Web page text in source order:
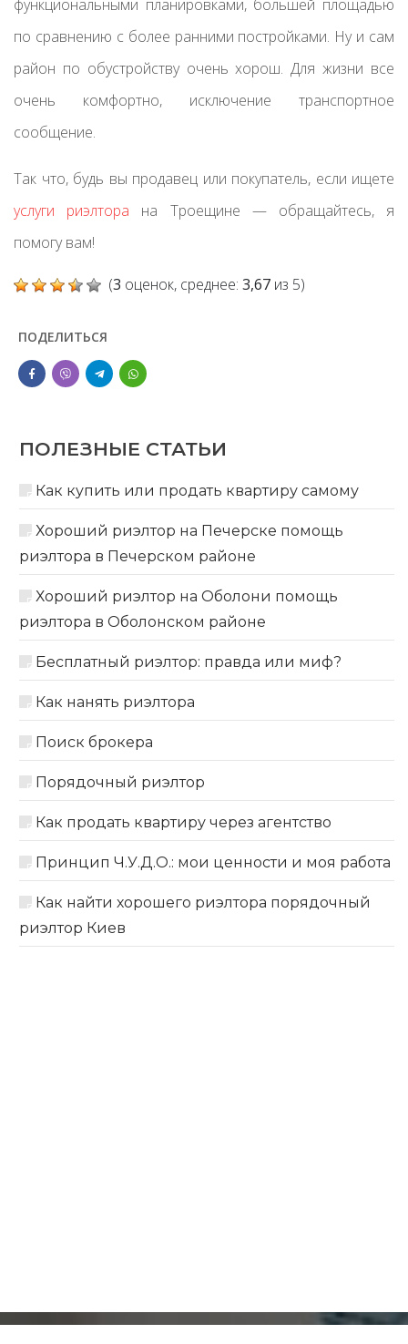
функциональными планировками, большей площадью
по сравнению с более ранними постройками. Ну и сам
район по обустройству очень хорош. Для жизни все
очень комфортно, исключение транспортное
сообщение.
Так что, будь вы продавец или покупатель, если ищете
услуги риэлтора на Троещине — обращайтесь, я
помогу вам!
(3 оценок, среднее: 3,67 из 5)
ПОДЕЛИТЬСЯ
ПОЛЕЗНЫЕ СТАТЬИ
Как купить или продать квартиру самому
Хороший риэлтор на Печерске помощь
риэлтора в Печерском районе
Хороший риэлтор на Оболони помощь
риэлтора в Оболонском районе
Бесплатный риэлтор: правда или миф?
Как нанять риэлтора
Поиск брокера
Порядочный риэлтор
Как продать квартиру через агентство
Принцип Ч.У.Д.О.: мои ценности и моя работа
Как найти хорошего риэлтора порядочный
риэлтор Киев